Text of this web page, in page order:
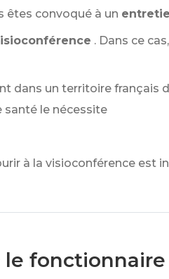
êtes convoqué à un
. Dans ce
dans un territoire français
le nécessite
à la visioconférence